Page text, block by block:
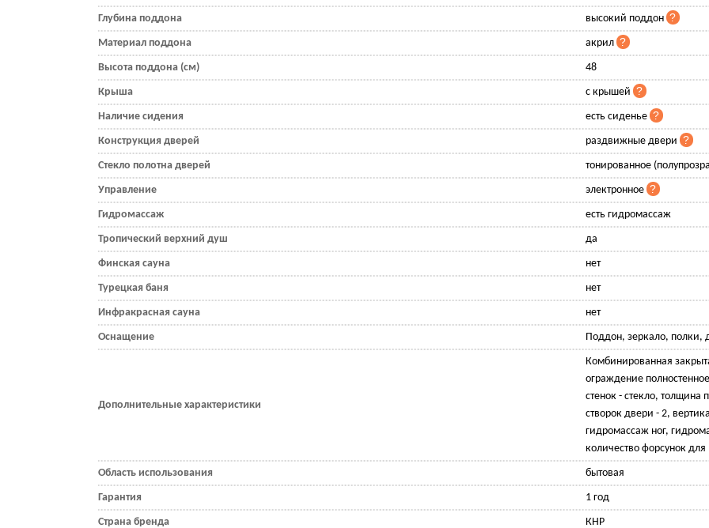
Глубина поддона высокий поддон
Материал поддона акрил
Высота поддона (см) 48
Крыша с крышей
Наличие сидения есть сиденье
Конструкция дверей раздвижные двери
Стекло полотна дверей тонированное
Управление электронное
Гидромассаж есть гидромассаж
Тропический верхний душ да
Финская сауна нет
Турецкая баня нет
Инфракрасная сауна нет
Оснащение Поддон, зеркало, полки,
Дополнительные характеристики
Комбинированная
ограждение
стенок - стекло, толщина
створок двери - 2,
гидромассаж ног,
количество форсунок для
Область использования бытовая
Гарантия 1 год
Страна бренда КНР